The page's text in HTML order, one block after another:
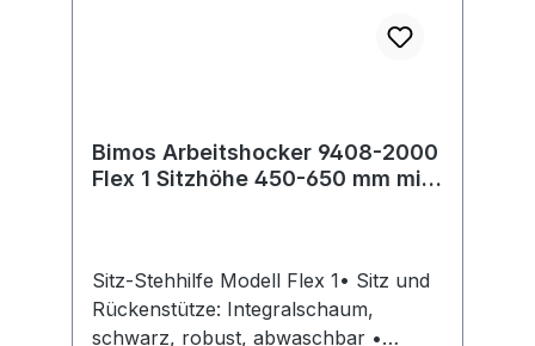
Bimos Arbeitshocker 9408-2000
Flex 1 Sitzhöhe 450-650 mm mit
Sitz-Stehhilfe Modell Flex 1• Sitz und
Rückenstütze: Integralschaum,
schwarz, robust, abwaschbar •